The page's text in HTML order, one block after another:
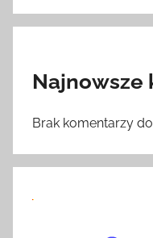
Najnowsze
Brak komentarzy